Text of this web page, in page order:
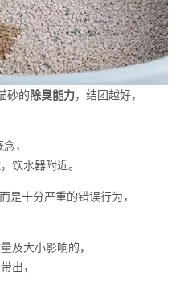
砂的除臭能力，结团越好，
，
饮水器附近。
是十分严重的错误行为，
及大小影响的，
出，